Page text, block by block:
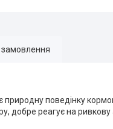
замовлення
поведінку
добре реагує на